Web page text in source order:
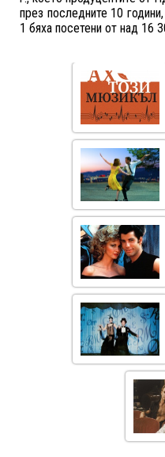
през последните 10
1 бяха посетени от над 16